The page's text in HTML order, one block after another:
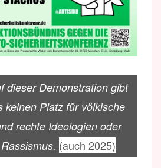
dieser Demonstration gibt
keinen Platz für völkische
rechte Ideologien oder
Rassismus. (auch 2025)